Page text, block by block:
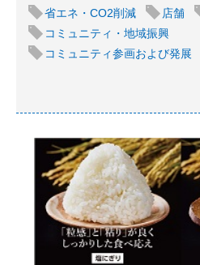
省エネ・CO2削減 店舗
コミュニティ・地域振興
コミュニティ参画および発展